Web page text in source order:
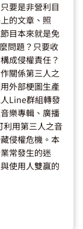
要是非營利目
的文章、照
目本來就是免
問題？只要收
成侵權責任？
關係第三人之
外部梗圖生產
Line群組轉發
樂專輯、廣播
利用第三人之音
侵權危機。本
常發生的迷
使用人雙贏的